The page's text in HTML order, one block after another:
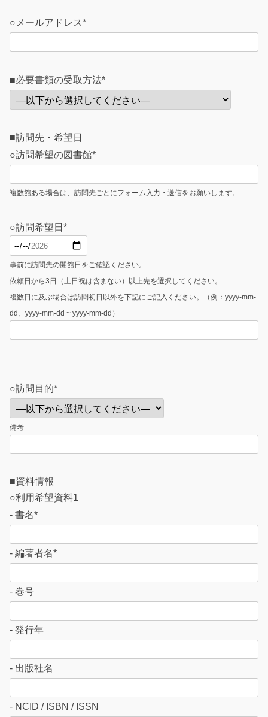
○メールアドレス*
■必要書類の受取方法*
■訪問先・希望日
○訪問希望の図書館*
複数館ある場合は、訪問先ごとにフォーム入力・送信をお願いします。
○訪問希望日*
事前に訪問先の開館日をご確認ください。
依頼日から3日（土日祝は含まない）以上先を選択してください。
複数日に及ぶ場合は訪問初日以外を下記にご記入ください。（例：yyyy-mm-
dd、yyyy-mm-dd ~ yyyy-mm-dd）
の
フ
ィ
ド
は
空
の
ま
ま
に
し
て
く
だ
さ
○訪問目的*
備考
■資料情報
○利用希望資料1
- 書名*
- 編著者名*
- 巻号
- 発行年
- 出版社名
- NCID / ISBN / ISSN